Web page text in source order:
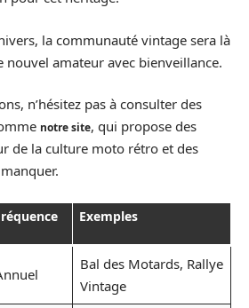
la communauté vintage sera là
nouvel amateur avec bienveillance.
n’hésitez pas à consulter des
notre site, qui propose des
de la culture moto rétro et des
Exemples
Bal des Motards, Rallye
Vintage